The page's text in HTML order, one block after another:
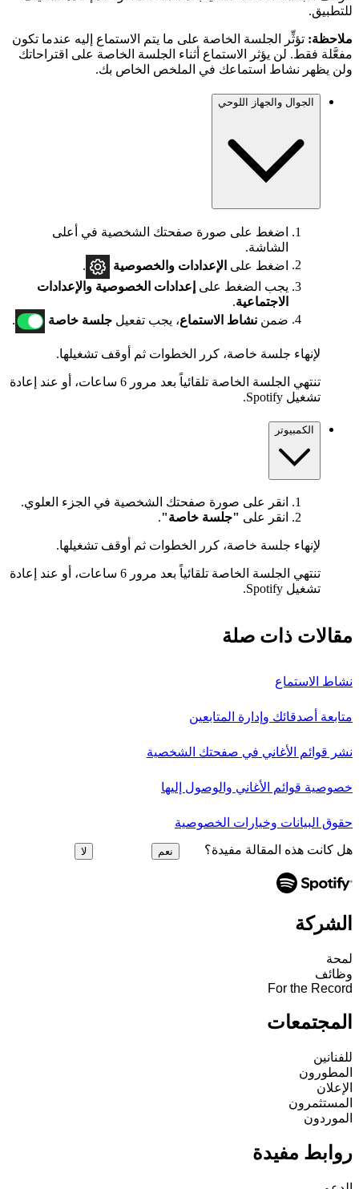
للتطبيق.
ملاحظة: تؤثِّر الجلسة الخاصة على ما يتم الاستماع إليه عندما تكون
مفعَّلة فقط. لن يؤثر الاستماع أثناء الجلسة الخاصة على اقتراحاتك
ولن يظهر نشاط استماعك في الملخص الخاص بك.
الجوال والجهاز اللوحي
اضغط على صورة صفحتك الشخصية في أعلى
الشاشة.
اضغط على الإعدادات والخصوصية
.
يجب الضغط على إعدادات الخصوصية والإعدادات
الاجتماعية.
ضمن نشاط الاستماع، يجب تفعيل جلسة خاصة .
لإنهاء جلسة خاصة، كرر الخطوات ثم أوقف تشغيلها.
تنتهي الجلسة الخاصة تلقائياً بعد مرور 6 ساعات، أو عند إعادة
تشغيل Spotify.
الكمبيوتر
انقر على صورة صفحتك الشخصية في الجزء العلوي.
انقر على "جلسة خاصة".
لإنهاء جلسة خاصة، كرر الخطوات ثم أوقف تشغيلها.
تنتهي الجلسة الخاصة تلقائياً بعد مرور 6 ساعات، أو عند إعادة
تشغيل Spotify.
مقالات ذات صلة
نشاط الاستماع
متابعة أصدقائك وإدارة المتابعين
نشر قوائم الأغاني في صفحتك الشخصية
خصوصية قوائم الأغاني والوصول إليها
حقوق البيانات وخيارات الخصوصية
هل كانت هذه المقالة مفيدة؟ نعم لا
الشركة
لمحة
وظائف
For the Record
المجتمعات
للفنانين
المطورون
الإعلان
المستثمرون
الموردون
روابط مفيدة